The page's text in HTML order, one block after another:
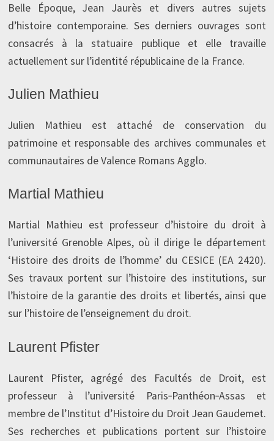
Belle Époque, Jean Jaurès et divers autres sujets
d’histoire contemporaine. Ses derniers ouvrages sont
consacrés à la statuaire publique et elle travaille
actuellement sur l’identité républicaine de la France.
Julien Mathieu
Julien Mathieu est attaché de conservation du
patrimoine et responsable des archives communales et
communautaires de Valence Romans Agglo.
Martial Mathieu
Martial Mathieu est professeur d’histoire du droit à
l’université Grenoble Alpes, où il dirige le département
‘Histoire des droits de l’homme’ du CESICE (EA 2420).
Ses travaux portent sur l’histoire des institutions, sur
l’histoire de la garantie des droits et libertés, ainsi que
sur l’histoire de l’enseignement du droit.
Laurent Pfister
Laurent Pfister, agrégé des Facultés de Droit, est
professeur à l’université Paris‑Panthéon‑Assas et
membre de l’Institut d’Histoire du Droit Jean Gaudemet.
Ses recherches et publications portent sur l’histoire